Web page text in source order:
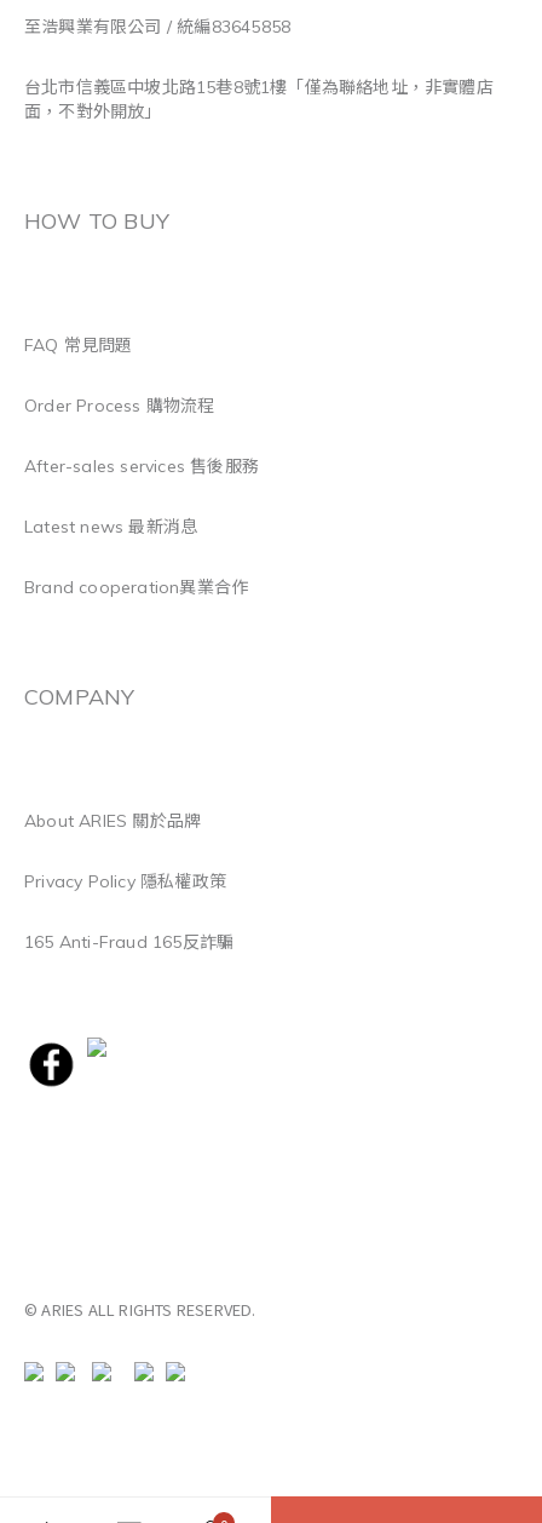
至浩興業有限公司 / 統編83645858
台北市信義區中坡北路15巷8號1樓「僅為聯絡地址，非實體店
面，不對外開放」
HOW TO BUY
FAQ 常見問題
Order Process 購物流程
After-sales services 售後服務
Latest news 最新消息
Brand cooperation異業合作
COMPANY
About ARIES 關於品牌
Privacy Policy 隱私權政策
165 Anti-Fraud 165反詐騙
© ARIES ALL RIGHTS RESERVED.